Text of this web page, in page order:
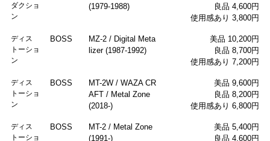
ダクショ
ン
(1979-1988)
良品 4,600円
使用感あり 3,800円
ディス
トーショ
ン
BOSS
MZ-2 / Digital Meta
lizer (1987-1992)
美品 10,200円
良品 8,700円
使用感あり 7,200円
ディス
トーショ
ン
BOSS
MT-2W / WAZA CR
AFT / Metal Zone
(2018-)
美品 9,600円
良品 8,200円
使用感あり 6,800円
ディス
トーショ
BOSS
MT-2 / Metal Zone
(1991-)
美品 5,400円
良品 4,600円